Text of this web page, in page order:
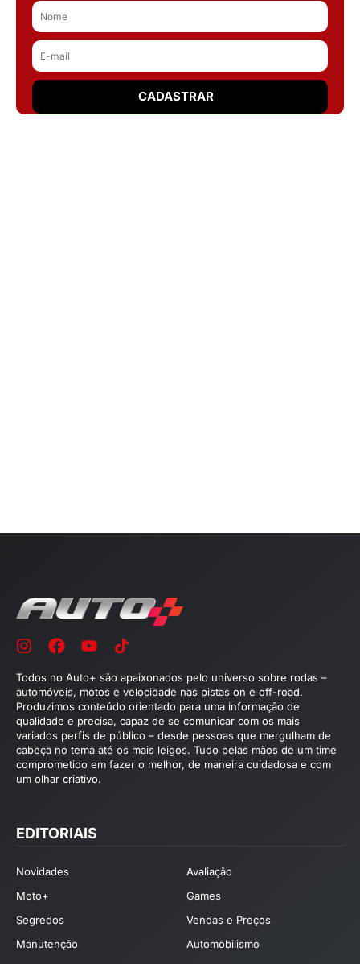
Todos no Auto+ são apaixonados pelo universo sobre rodas –
automóveis, motos e velocidade nas pistas on e off-road.
Produzimos conteúdo orientado para uma informação de
qualidade e precisa, capaz de se comunicar com os mais
variados perfis de público – desde pessoas que mergulham de
cabeça no tema até os mais leigos. Tudo pelas mãos de um time
comprometido em fazer o melhor, de maneira cuidadosa e com
um olhar criativo.
EDITORIAIS
Novidades
Avaliação
Moto+
Games
Segredos
Vendas e Preços
Manutenção
Automobilismo